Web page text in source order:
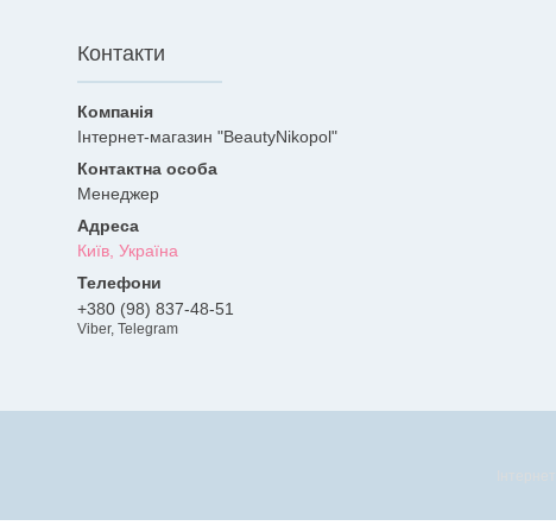
Контакти
Інтернет-магазин "BeautyNikopol"
Менеджер
Київ, Україна
+380 (98) 837-48-51
Viber, Telegram